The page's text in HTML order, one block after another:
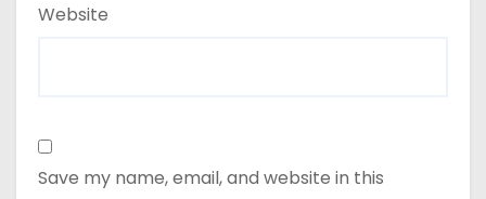
Website
Save my name, email, and website in this